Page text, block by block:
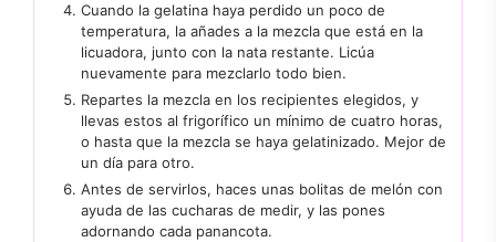
Cuando la gelatina haya perdido un poco de
temperatura, la añades a la mezcla que está en la
licuadora, junto con la nata restante. Licúa
nuevamente para mezclarlo todo bien.
Repartes la mezcla en los recipientes elegidos, y
llevas estos al frigorífico un mínimo de cuatro horas,
o hasta que la mezcla se haya gelatinizado. Mejor de
un día para otro.
Antes de servirlos, haces unas bolitas de melón con
ayuda de las cucharas de medir, y las pones
adornando cada panancota.